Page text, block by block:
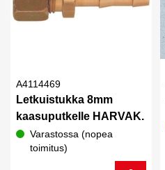
A4114469
Letkuistukka 8mm
kaasuputkelle HARVAK.
Varastossa (nopea
toimitus)